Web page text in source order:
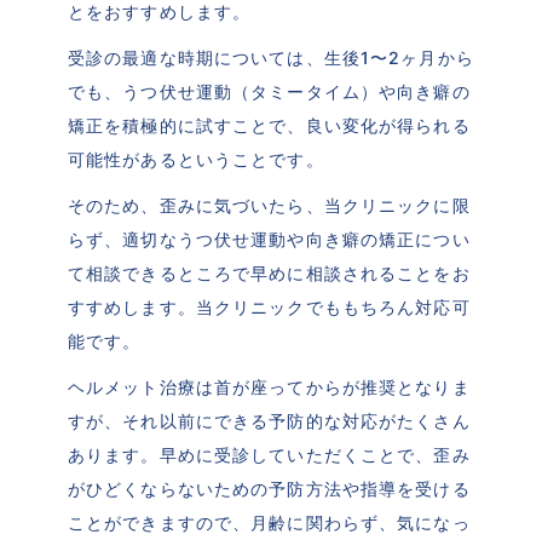
とをおすすめします。
受診の最適な時期については、生後1〜2ヶ月から
でも、うつ伏せ運動（タミータイム）や向き癖の
矯正を積極的に試すことで、良い変化が得られる
可能性があるということです。
そのため、歪みに気づいたら、当クリニックに限
らず、適切なうつ伏せ運動や向き癖の矯正につい
て相談できるところで早めに相談されることをお
すすめします。当クリニックでももちろん対応可
能です。
ヘルメット治療は首が座ってからが推奨となりま
すが、それ以前にできる予防的な対応がたくさん
あります。早めに受診していただくことで、歪み
がひどくならないための予防方法や指導を受ける
ことができますので、月齢に関わらず、気になっ